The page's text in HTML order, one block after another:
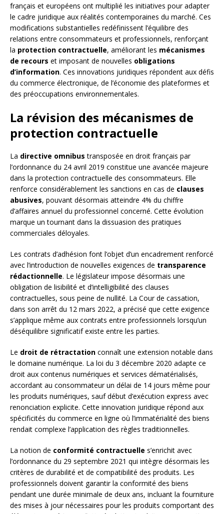
français et européens ont multiplié les initiatives pour adapter
le cadre juridique aux réalités contemporaines du marché. Ces
modifications substantielles redéfinissent l’équilibre des
relations entre consommateurs et professionnels, renforçant
la protection contractuelle, améliorant les mécanismes
de recours et imposant de nouvelles obligations
d’information. Ces innovations juridiques répondent aux défis
du commerce électronique, de l’économie des plateformes et
des préoccupations environnementales.
La révision des mécanismes de
protection contractuelle
La directive omnibus transposée en droit français par
l’ordonnance du 24 avril 2019 constitue une avancée majeure
dans la protection contractuelle des consommateurs. Elle
renforce considérablement les sanctions en cas de clauses
abusives, pouvant désormais atteindre 4% du chiffre
d’affaires annuel du professionnel concerné. Cette évolution
marque un tournant dans la dissuasion des pratiques
commerciales déloyales.
Les contrats d’adhésion font l’objet d’un encadrement renforcé
avec l’introduction de nouvelles exigences de transparence
rédactionnelle. Le législateur impose désormais une
obligation de lisibilité et d’intelligibilité des clauses
contractuelles, sous peine de nullité. La Cour de cassation,
dans son arrêt du 12 mars 2022, a précisé que cette exigence
s’applique même aux contrats entre professionnels lorsqu’un
déséquilibre significatif existe entre les parties.
Le droit de rétractation connaît une extension notable dans
le domaine numérique. La loi du 3 décembre 2020 adapte ce
droit aux contenus numériques et services dématérialisés,
accordant au consommateur un délai de 14 jours même pour
les produits numériques, sauf début d’exécution express avec
renonciation explicite. Cette innovation juridique répond aux
spécificités du commerce en ligne où l’immatérialité des biens
rendait complexe l’application des règles traditionnelles.
La notion de conformité contractuelle s’enrichit avec
l’ordonnance du 29 septembre 2021 qui intègre désormais les
critères de durabilité et de compatibilité des produits. Les
professionnels doivent garantir la conformité des biens
pendant une durée minimale de deux ans, incluant la fourniture
des mises à jour nécessaires pour les produits comportant des